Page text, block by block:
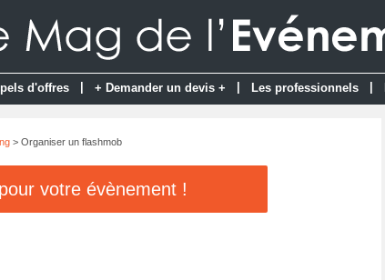
d'offres + Demander un devis + Les professionnels
> Organiser un flashmob
votre évènement !